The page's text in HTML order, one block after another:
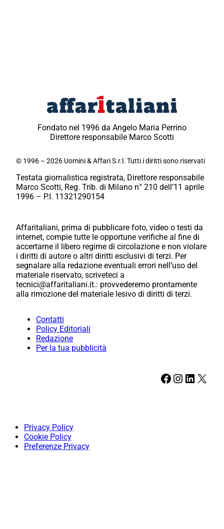
Fondato nel 1996 da Angelo Maria Perrino
Direttore responsabile Marco Scotti
© 1996 – 2026 Uomini & Affari S.r.l. Tutti i diritti sono riservati
Testata giornalistica registrata, Direttore responsabile
Marco Scotti, Reg. Trib. di Milano n° 210 dell’11 aprile
1996 – P.I. 11321290154
Affaritaliani, prima di pubblicare foto, video o testi da
internet, compie tutte le opportune verifiche al fine di
accertarne il libero regime di circolazione e non violare
i diritti di autore o altri diritti esclusivi di terzi. Per
segnalare alla redazione eventuali errori nell’uso del
materiale riservato, scriveteci a
tecnici@affaritaliani.it.: provvederemo prontamente
alla rimozione del materiale lesivo di diritti di terzi.
Contatti
Policy Editoriali
Redazione
Per la tua pubblicità
Facebook Instagram LinkedIn X
Privacy Policy
Cookie Policy
Preferenze Privacy